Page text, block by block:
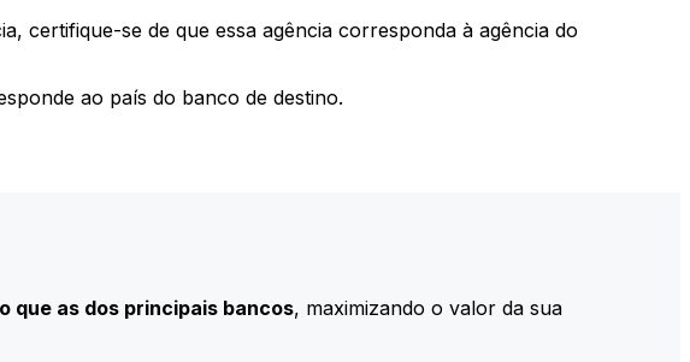
certifique-se de que essa agência corresponda à agência do
ao país do banco de destino.
que as dos principais bancos, maximizando o valor da sua